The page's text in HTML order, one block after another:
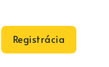
Registrácia